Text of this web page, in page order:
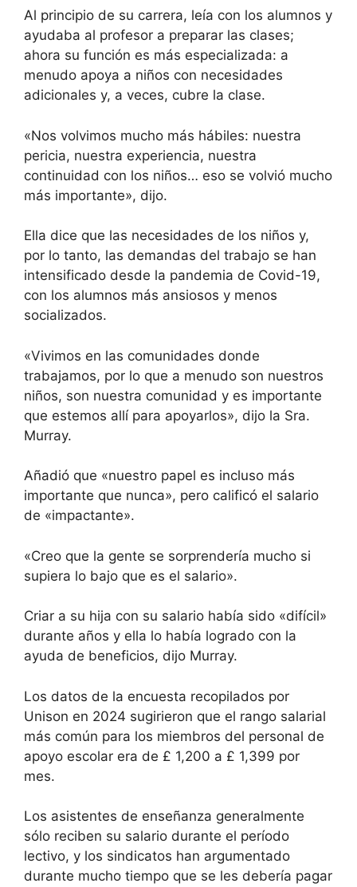
Al principio de su carrera, leía con los alumnos y
ayudaba al profesor a preparar las clases;
ahora su función es más especializada: a
menudo apoya a niños con necesidades
adicionales y, a veces, cubre la clase.
«Nos volvimos mucho más hábiles: nuestra
pericia, nuestra experiencia, nuestra
continuidad con los niños… eso se volvió mucho
más importante», dijo.
Ella dice que las necesidades de los niños y,
por lo tanto, las demandas del trabajo se han
intensificado desde la pandemia de Covid-19,
con los alumnos más ansiosos y menos
socializados.
«Vivimos en las comunidades donde
trabajamos, por lo que a menudo son nuestros
niños, son nuestra comunidad y es importante
que estemos allí para apoyarlos», dijo la Sra.
Murray.
Añadió que «nuestro papel es incluso más
importante que nunca», pero calificó el salario
de «impactante».
«Creo que la gente se sorprendería mucho si
supiera lo bajo que es el salario».
Criar a su hija con su salario había sido «difícil»
durante años y ella lo había logrado con la
ayuda de beneficios, dijo Murray.
Los datos de la encuesta recopilados por
Unison en 2024 sugirieron que el rango salarial
más común para los miembros del personal de
apoyo escolar era de £ 1,200 a £ 1,399 por
mes.
Los asistentes de enseñanza generalmente
sólo reciben su salario durante el período
lectivo, y los sindicatos han argumentado
durante mucho tiempo que se les debería pagar